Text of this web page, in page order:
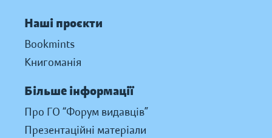
Наші проєкти
Bookmints
Книгоманія
Більше інформації
Про ГО “Форум видавців”
Презентаційні матеріали